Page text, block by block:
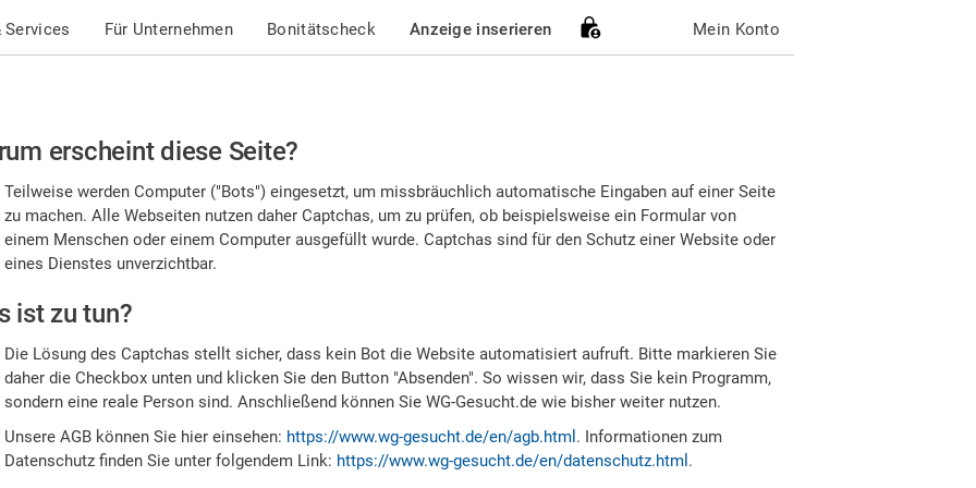
Services Für Unternehmen Bonitätscheck Anzeige inserieren Mein Konto
erscheint diese Seite?
Teilweise werden Computer ("Bots") eingesetzt, um missbräuchlich automatische Eingaben auf einer Seite
zu machen. Alle Webseiten nutzen daher Captchas, um zu prüfen, ob beispielsweise ein Formular von
einem Menschen oder einem Computer ausgefüllt wurde. Captchas sind für den Schutz einer Website oder
eines Dienstes unverzichtbar.
ist zu tun?
Die Lösung des Captchas stellt sicher, dass kein Bot die Website automatisiert aufruft. Bitte markieren Sie
daher die Checkbox unten und klicken Sie den Button "Absenden". So wissen wir, dass Sie kein Programm,
sondern eine reale Person sind. Anschließend können Sie WG-Gesucht.de wie bisher weiter nutzen.
Unsere AGB können Sie hier einsehen: https://www.wg-gesucht.de/en/agb.html . Informationen zum
Datenschutz finden Sie unter folgendem Link: https://www.wg-gesucht.de/en/datenschutz.html .